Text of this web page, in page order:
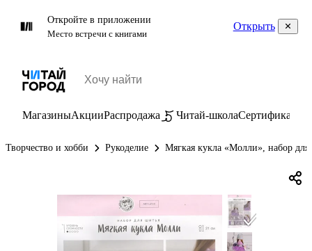
Откройте в приложении
Место встречи с книгами
Открыть
МагазиныАкцииРаспродажа Читай-школаСертификаты
Творчество и хобби Рукоделие Мягкая кукла «Молли», набор